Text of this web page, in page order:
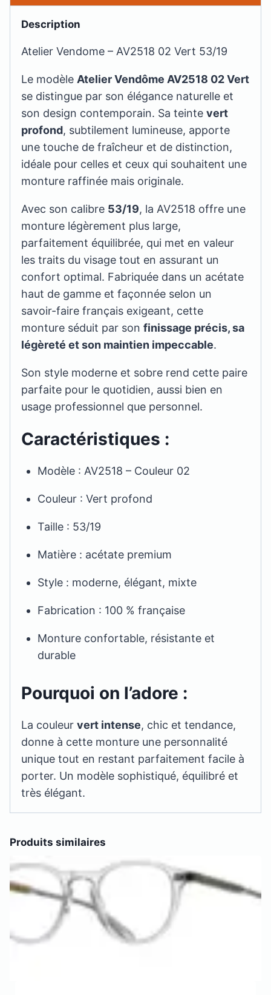
Description
Atelier Vendome – AV2518 02 Vert 53/19
Le modèle Atelier Vendôme AV2518 02 Vert
se distingue par son élégance naturelle et
son design contemporain. Sa teintevert
profond, subtilement lumineuse, apporte
une touche de fraîcheur et de distinction,
idéale pour celles et ceux qui souhaitent une
monture raffinée mais originale.
Avec son calibre 53/19, la AV2518 offre une
monture légèrement plus large,
parfaitement équilibrée, qui met en valeur
les traits du visage tout en assurant un
confort optimal. Fabriquée dans un acétate
haut de gamme et façonnée selon un
savoir-faire français exigeant, cette
monture séduit par sonfinissage précis, sa
légèreté et son maintien impeccable.
Son style moderne et sobre rend cette paire
parfaite pour le quotidien, aussi bien en
usage professionnel que personnel.
Caractéristiques :
Modèle : AV2518 – Couleur 02
Couleur : Vert profond
Taille : 53/19
Matière : acétate premium
Style : moderne, élégant, mixte
Fabrication : 100 % française
Monture confortable, résistante et
durable
Pourquoi on l’adore :
La couleurvert intense, chic et tendance,
donne à cette monture une personnalité
unique tout en restant parfaitement facile à
porter. Un modèle sophistiqué, équilibré et
très élégant.
Produits similaires